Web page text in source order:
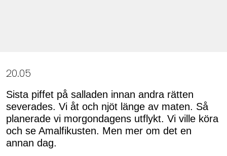
20.05
Sista piffet på salladen innan andra rätten
severades. Vi åt och njöt länge av maten. Så
planerade vi morgondagens utflykt. Vi ville köra
och se Amalfikusten. Men mer om det en
annan dag.